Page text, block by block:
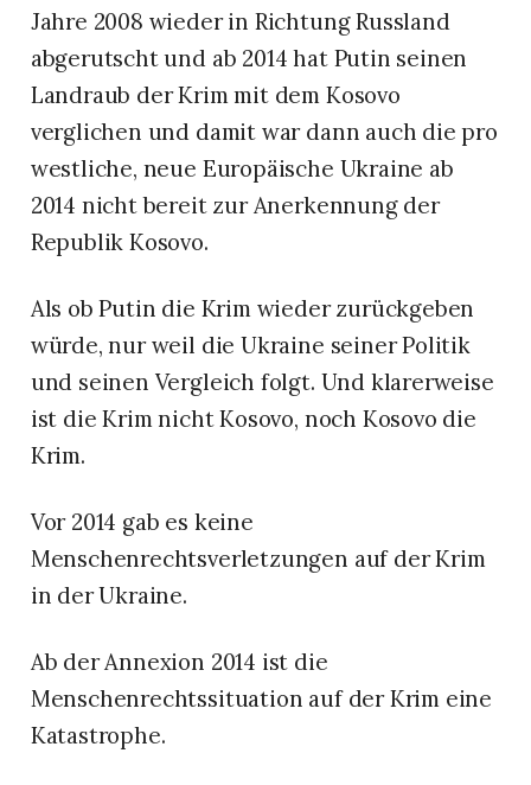
Jahre 2008 wieder in Richtung Russland
abgerutscht und ab 2014 hat Putin seinen
Landraub der Krim mit dem Kosovo
verglichen und damit war dann auch die pro
westliche, neue Europäische Ukraine ab
2014 nicht bereit zur Anerkennung der
Republik Kosovo.
Als ob Putin die Krim wieder zurückgeben
würde, nur weil die Ukraine seiner Politik
und seinen Vergleich folgt. Und klarerweise
ist die Krim nicht Kosovo, noch Kosovo die
Krim.
Vor 2014 gab es keine
Menschenrechtsverletzungen auf der Krim
in der Ukraine.
Ab der Annexion 2014 ist die
Menschenrechtssituation auf der Krim eine
Katastrophe.